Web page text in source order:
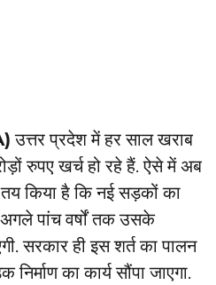
उत्तर प्रदेश में हर साल खराब
रुपए खर्च हो रहे हैं. ऐसे में अब
किया है कि नई सड़कों का
अगले पांच वर्षों तक उसके
सरकार ही इस शर्त का पालन
का कार्य सौंपा जाएगा.